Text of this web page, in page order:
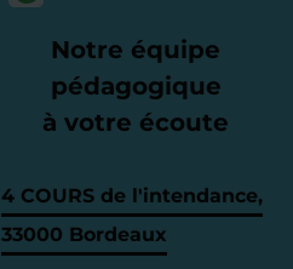
Notre équipe
pédagogique
à votre écoute
4 COURS de l'intendance,
33000 Bordeaux